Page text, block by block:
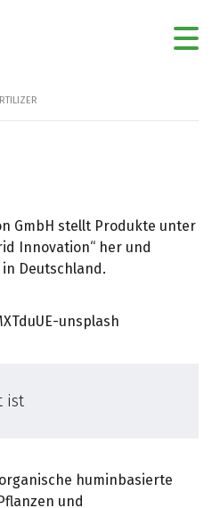
GmbH stellt Produkte unter
Innovation“ her und
Deutschland.
ist
huminbasierte
und